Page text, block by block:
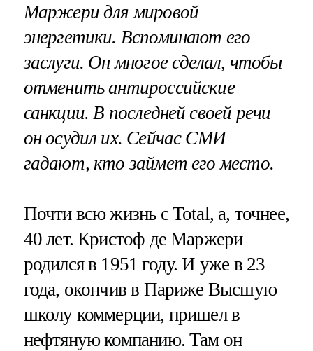
Маржери для мировой
энергетики. Вспоминают его
заслуги. Он многое сделал, чтобы
отменить антироссийские
санкции. В последней своей речи
он осудил их. Сейчас СМИ
гадают, кто займет его место.
Почти всю жизнь с Total, а, точнее,
40 лет. Кристоф де Маржери
родился в 1951 году. И уже в 23
года, окончив в Париже Высшую
школу коммерции, пришел в
нефтяную компанию. Там он